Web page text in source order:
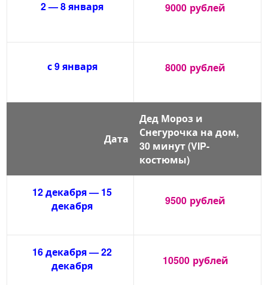
2 — 8 января 9000 рублей
с 9 января 8000 рублей
Дата
Дед Мороз и
Снегурочка на дом,
30 минут (VIP-
костюмы)
12 декабря — 15
декабря
9500 рублей
16 декабря — 22
декабря
10500 рублей